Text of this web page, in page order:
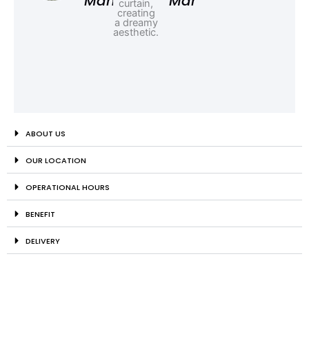
ABOUT US
OUR LOCATION
OPERATIONAL HOURS
BENEFIT
DELIVERY